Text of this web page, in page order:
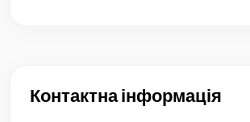
Контактна інформація